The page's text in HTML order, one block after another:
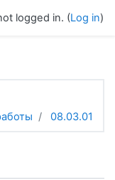
logged in. (Log in)
08.03.01